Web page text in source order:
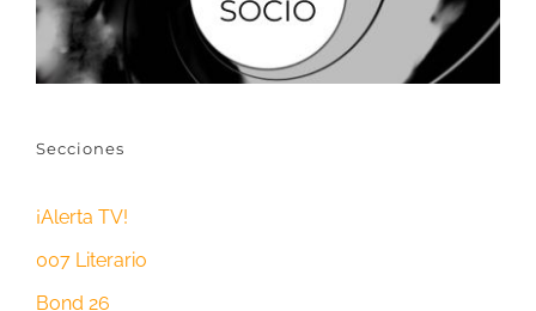
Secciones
¡Alerta TV!
007 Literario
Bond 26